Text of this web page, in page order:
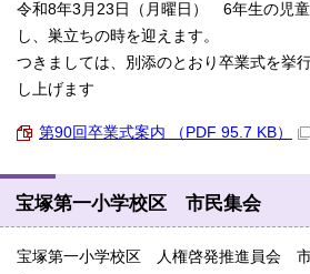
令和8年3月23日（月曜日） 6年生の児
し、巣立ちの時を迎えます。
つきましては、別添のとおり卒業式を挙
し上げます
第90回卒業式案内 （PDF 95.7 KB）
宝塚第一小学校区 市民集会
宝塚第一小学校区 人権啓発推進員会 市